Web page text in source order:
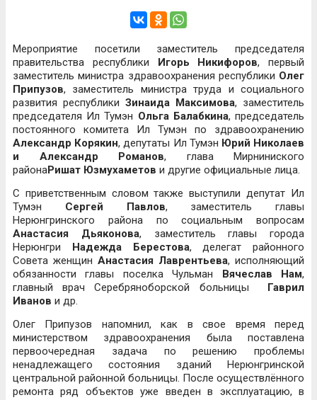
Мероприятие посетили заместитель председателя
правительства республики Игорь Никифоров, первый
заместитель министра здравоохранения республики Олег
Припузов, заместитель министра труда и социального
развития республики Зинаида Максимова, заместитель
председателя Ил Тумэн Ольга Балабкина, председатель
постоянного комитета Ил Тумэн по здравоохранению
Александр Корякин, депутаты Ил Тумэн Юрий Николаев
и Александр Романов, глава Мирниниского
районаРишат Юзмухаметов и другие официальные лица.
С приветственным словом также выступили депутат Ил
Тумэн Сергей Павлов, заместитель главы
Нерюнгринского района по социальным вопросам
Анастасия Дьяконова, заместитель главы города
Нерюнгри Надежда Берестова, делегат районного
Совета женщин Анастасия Лаврентьева, исполняющий
обязанности главы поселка Чульман Вячеслав Нам,
главный врач Серебряноборской больницы Гаврил
Иванов и др.
Олег Припузов напомнил, как в свое время перед
министерством здравоохранения была поставлена
первоочередная задача по решению проблемы
ненадлежащего состояния зданий Нерюнгринской
центральной районной больницы. После осуществлённого
ремонта ряд объектов уже введен в эксплуатацию, в